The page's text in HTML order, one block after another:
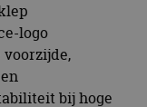
logo
bij hoge